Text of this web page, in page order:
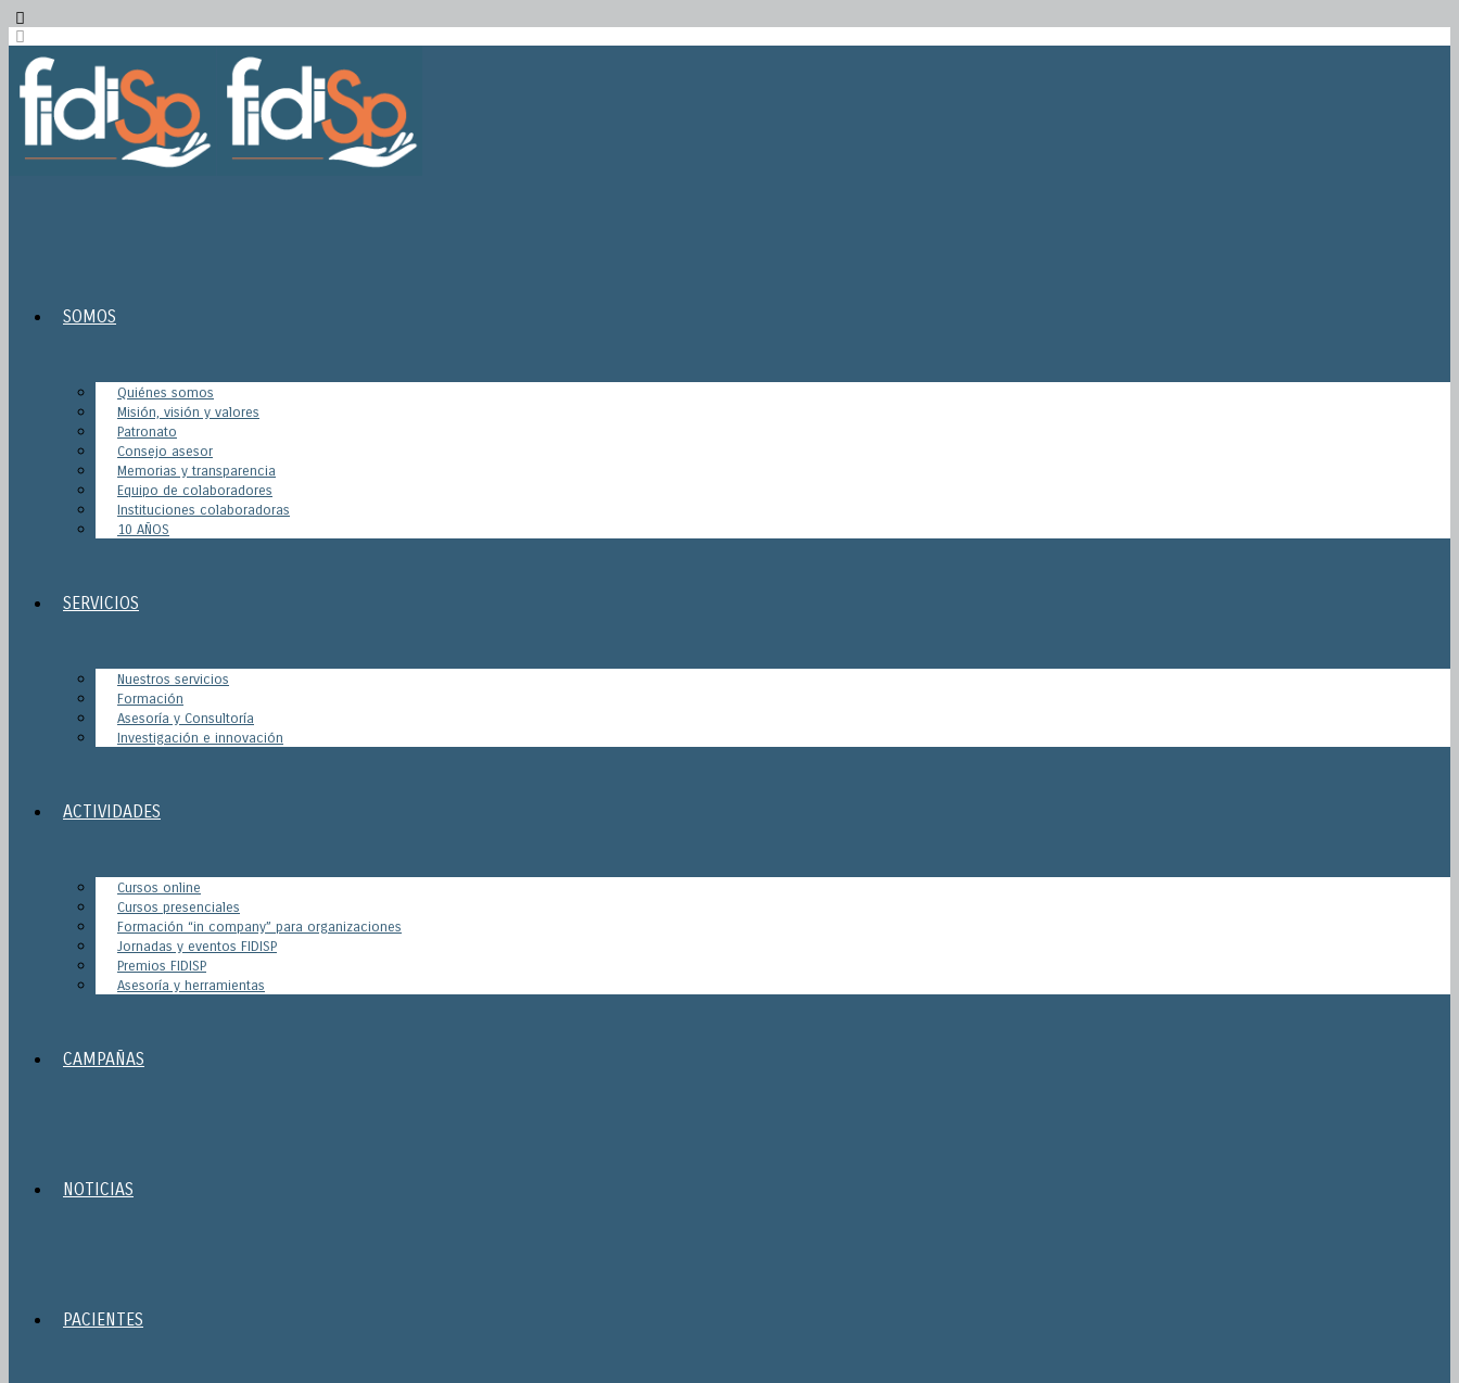
SOMOS
Quiénes somos
Misión, visión y valores
Patronato
Consejo asesor
Memorias y transparencia
Equipo de colaboradores
Instituciones colaboradoras
10 AÑOS
SERVICIOS
Nuestros servicios
Formación
Asesoría y Consultoría
Investigación e innovación
ACTIVIDADES
Cursos online
Cursos presenciales
Formación “in company” para organizaciones
Jornadas y eventos FIDISP
Premios FIDISP
Asesoría y herramientas
CAMPAÑAS
NOTICIAS
PACIENTES